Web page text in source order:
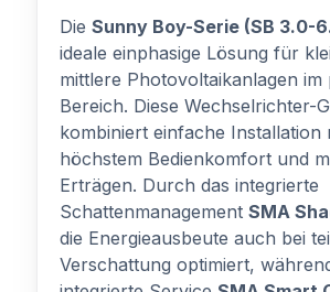
Die Sunny Boy-Serie (SB 3.0-
ideale einphasige Lösung für
mittlere Photovoltaikanlagen im
Bereich. Diese Wechselrichter-
kombiniert einfache Installation
höchstem Bedienkomfort und
Erträgen. Durch das integrierte
Schattenmanagement SMA
die Energieausbeute auch bei
Verschattung optimiert,